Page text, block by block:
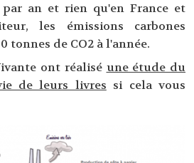
an et rien qu'en France et
les émissions carbones
tonnes de CO2 à l'année.
ont réalisé une étude du
de leurs livres si cela vous